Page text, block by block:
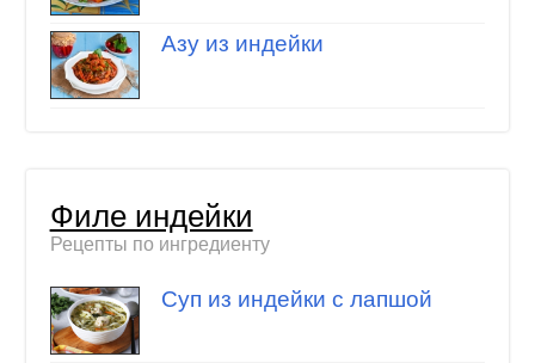
Азу из индейки
Филе индейки
Рецепты по ингредиенту
Суп из индейки с лапшой